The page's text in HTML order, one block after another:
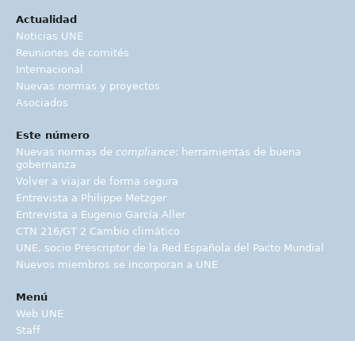
Actualidad
Noticias UNE
Reuniones de comités
Internacional
Nuevas normas y proyectos
Asociados
Este número
Nuevas normas de compliance: herramientas de buena
gobernanza
Volver a viajar de forma segura
Entrevista a Philippe Metzger
Entrevista a Eugenio García Aller
CTN 216/GT 2 Cambio climático
UNE, socio Prescriptor de la Red Española del Pacto Mundial
Nuevos miembros se incorporan a UNE
Menú
Web UNE
Staff